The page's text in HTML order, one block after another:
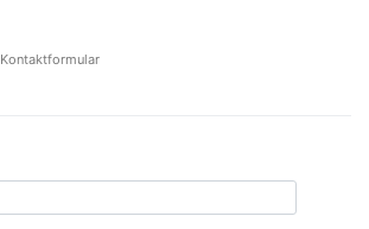
Kontaktformular